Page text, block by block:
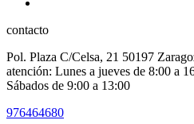
contacto
Pol. Plaza C/Celsa, 21 50197
atención: Lunes a jueves de 8:00 a
Sábados de 9:00 a 13:00
976464680